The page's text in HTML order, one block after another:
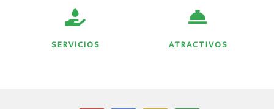
SERVICIOS ATRACTIVOS